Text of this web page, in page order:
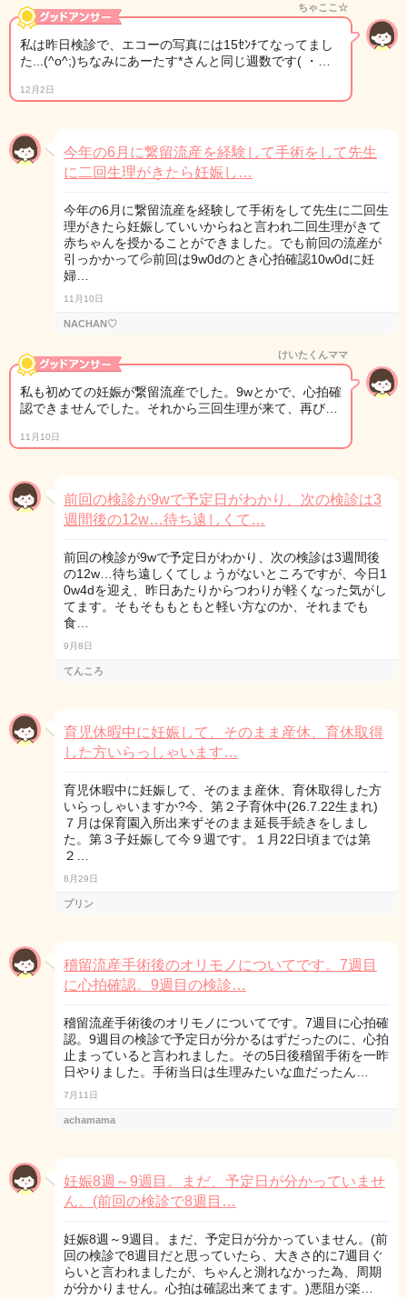
ちゃここ☆
私は昨日検診で、エコーの写真には15ｾﾝﾁてなってまし
た...(^o^;)ちなみにあーたす*さんと同じ週数です( ・…
12月2日
今年の6月に繋留流産を経験して手術をして先生
に二回生理がきたら妊娠し…
今年の6月に繋留流産を経験して手術をして先生に二回生
理がきたら妊娠していいからねと言われ二回生理がきて
赤ちゃんを授かることができました。でも前回の流産が
引っかかって💦前回は9w0dのとき心拍確認10w0dに妊
婦…
11月10日
NACHAN♡
けいたくんママ
私も初めての妊娠が繋留流産でした。9wとかで、心拍確
認できませんでした。それから三回生理が来て、再び…
11月10日
前回の検診が9wで予定日がわかり、次の検診は3
週間後の12w…待ち遠しくて…
前回の検診が9wで予定日がわかり、次の検診は3週間後
の12w…待ち遠しくてしょうがないところですが、今日1
0w4dを迎え、昨日あたりからつわりが軽くなった気がし
てます。そもそももともと軽い方なのか、それまでも
食…
9月8日
てんころ
育児休暇中に妊娠して、そのまま産休、育休取得
した方いらっしゃいます…
育児休暇中に妊娠して、そのまま産休、育休取得した方
いらっしゃいますか?今、第２子育休中(26.7.22生まれ)
７月は保育園入所出来ずそのまま延長手続きをしまし
た。第３子妊娠して今９週です。１月22日頃までは第
２…
8月29日
プリン
稽留流産手術後のオリモノについてです。7週目
に心拍確認。9週目の検診…
稽留流産手術後のオリモノについてです。7週目に心拍確
認。9週目の検診で予定日が分かるはずだったのに、心拍
止まっていると言われました。その5日後稽留手術を一昨
日やりました。手術当日は生理みたいな血だったん…
7月11日
achamama
妊娠8週～9週目。まだ、予定日が分かっていませ
ん。(前回の検診で8週目…
妊娠8週～9週目。まだ、予定日が分かっていません。(前
回の検診で8週目だと思っていたら、大きさ的に7週目ぐ
らいと言われましたが、ちゃんと測れなかった為、周期
が分かりません。心拍は確認出来てます。)悪阻が楽…